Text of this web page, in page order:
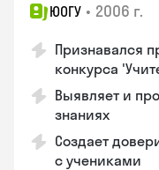
ЮОГУ • 2006 г.
Признавался
конкурса
Выявляет и
знаниях
Создает
с учениками